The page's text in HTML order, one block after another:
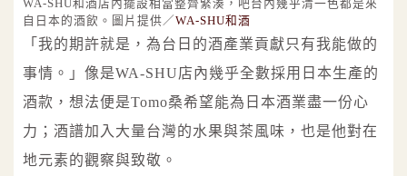
WA-SHU和酒店內擺設相當整齊緊湊，吧台內幾乎清一色都是來
自日本的酒飲。圖片提供／WA-SHU和酒
「我的期許就是，為台日的酒產業貢獻只有我能做的
事情。」像是WA-SHU店內幾乎全數採用日本生產的
酒款，想法便是Tomo桑希望能為日本酒業盡一份心
力；酒譜加入大量台灣的水果與茶風味，也是他對在
地元素的觀察與致敬。